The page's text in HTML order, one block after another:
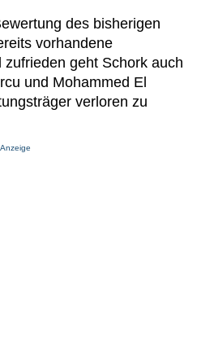
des bisherigen
vorhandene
geht Schork auch
und Mohammed El
verloren zu
Anzeige